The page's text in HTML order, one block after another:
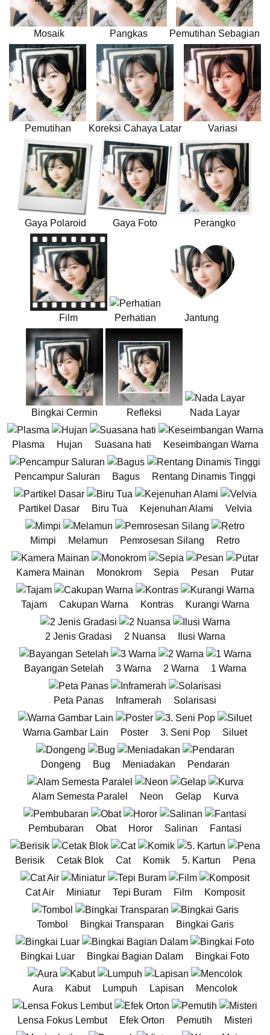
Mosaik Pangkas Pemutihan Sebagian
Pemutihan Koreksi Cahaya Latar Variasi
Gaya Polaroid Gaya Foto Perangko
Film Perhatian Jantung
Bingkai Cermin Refleksi Nada Layar
Plasma Hujan Suasana hati Keseimbangan Warna
Pencampur Saluran Bagus Rentang Dinamis Tinggi
Partikel Dasar Biru Tua Kejenuhan Alami Velvia
Mimpi Melamun Pemrosesan Silang Retro
Kamera Mainan Monokrom Sepia Pesan Putar
Tajam Cakupan Warna Kontras Kurangi Warna
2 Jenis Gradasi 2 Nuansa Ilusi Warna
Bayangan Setelah 3 Warna 2 Warna 1 Warna
Peta Panas Inframerah Solarisasi
Warna Gambar Lain Poster 3. Seni Pop Siluet
Dongeng Bug Meniadakan Pendaran
Alam Semesta Paralel Neon Gelap Kurva
Pembubaran Obat Horor Salinan Fantasi
Berisik Cetak Blok Cat Komik 5. Kartun Pena
Cat Air Miniatur Tepi Buram Film Komposit
Tombol Bingkai Transparan Bingkai Garis
Bingkai Luar Bingkai Bagian Dalam Bingkai Foto
Aura Kabut Lumpuh Lapisan Mencolok
Lensa Fokus Lembut Efek Orton Pemutih Misteri